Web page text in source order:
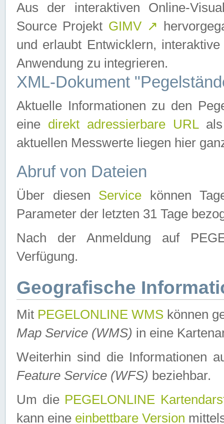
Aus der interaktiven Online-
Source Projekt GIMV ↗
und erlaubt Entwicklern,
Anwendung zu integrieren.
XML-Dokument
Aktuelle Informationen zu den
eine direkt adressierbare URLals
aktuellen Messwerte liegen hier
Abruf von Dateien
Über diesen Service können
Parameter der letzten 31 Tage
Nach der Anmeldung auf
Verfügung.
Geografische
Mit PEGELONLINE WMS können
Map Service (WMS) in eine
Weiterhin sind die Informationen
Feature Service (WFS) beziehbar.
Um die PEGELONLINE
kann eine einbettbare Version